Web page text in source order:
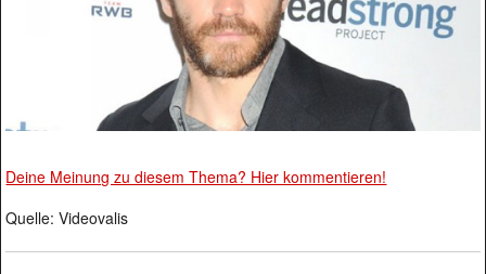
Deine Meinung zu diesem Thema? Hier kommentieren!
Quelle: Videovalis